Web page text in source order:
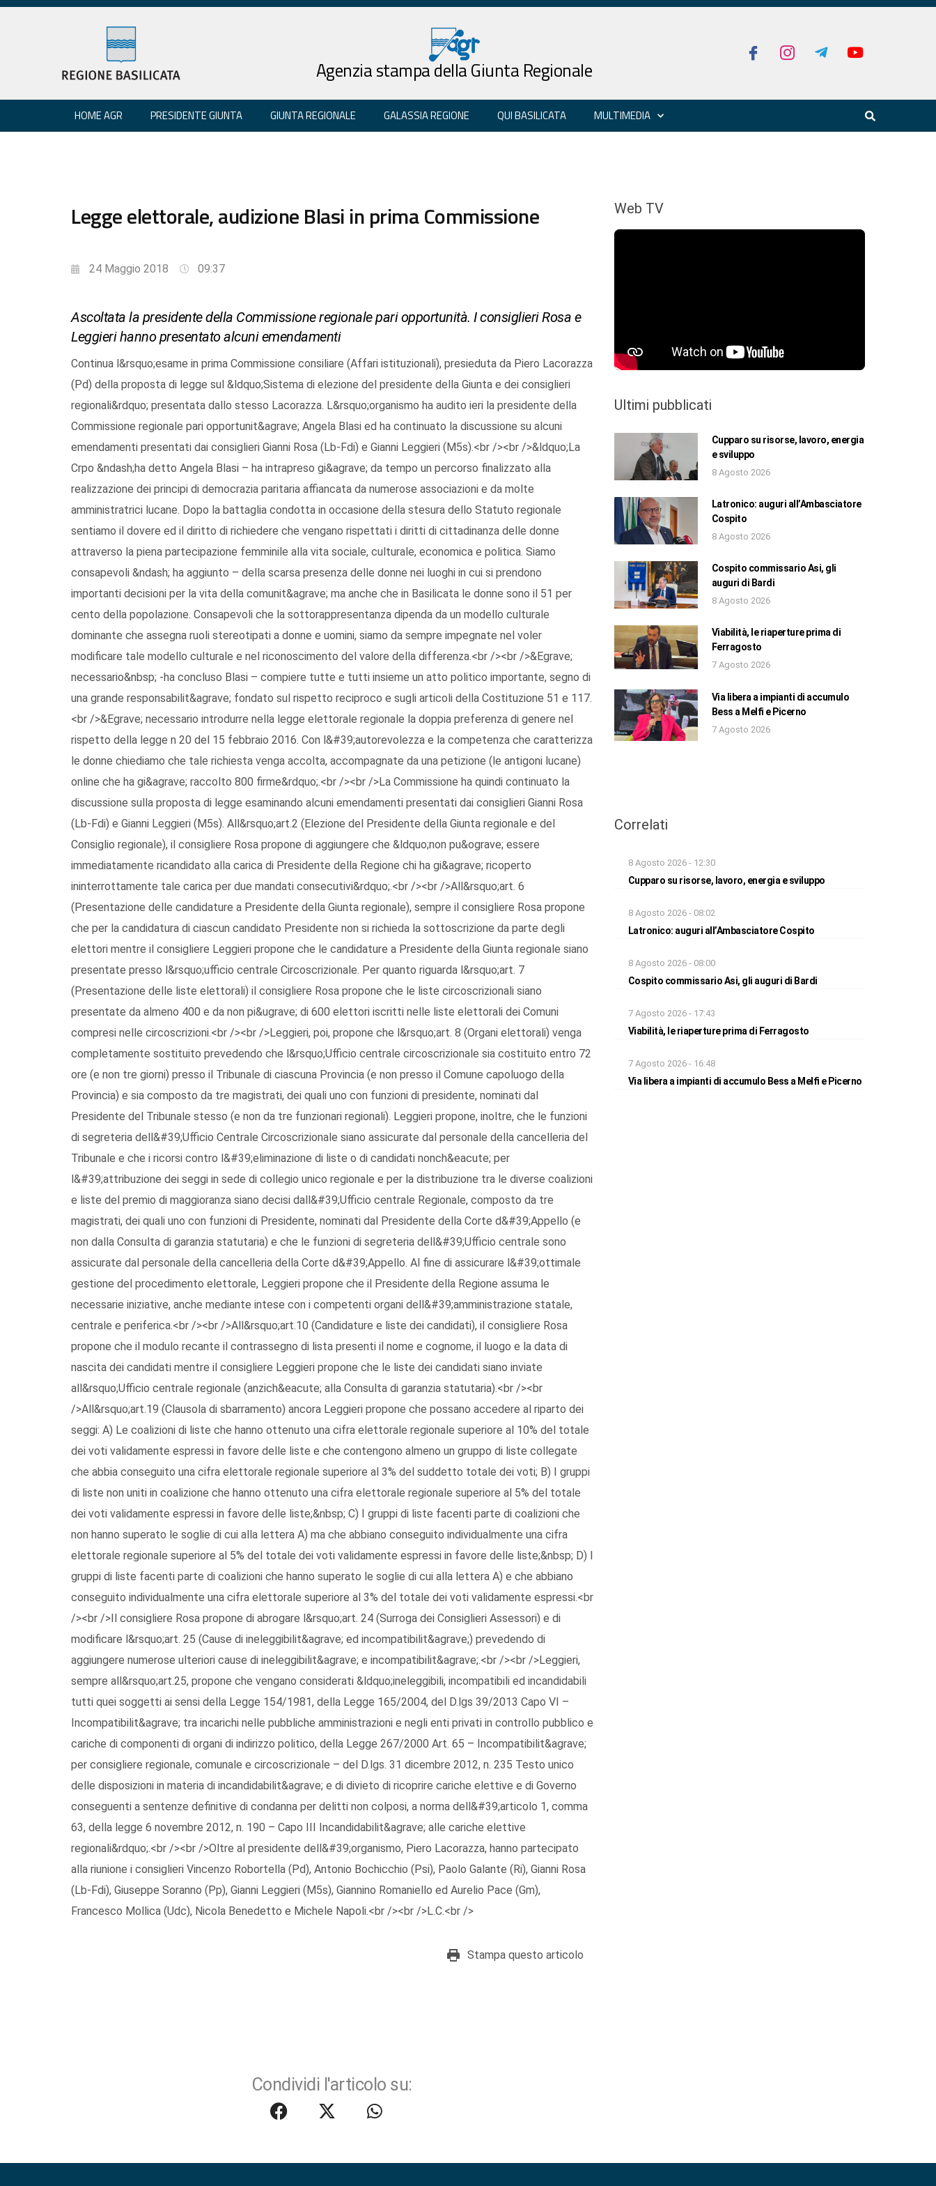
Agenzia stampa della Giunta Regionale
HOME AGR PRESIDENTE GIUNTA GIUNTA REGIONALE GALASSIA REGIONE QUI BASILICATA MULTIMEDIA
Legge elettorale, audizione Blasi in prima Commissione
24 Maggio 2018 09:37
Ascoltata la presidente della Commissione regionale pari opportunità. I consiglieri Rosa e
Leggieri hanno presentato alcuni emendamenti
Continua l&rsquo;esame in prima Commissione consiliare (Affari istituzionali), presieduta da Piero Lacorazza
(Pd) della proposta di legge sul &ldquo;Sistema di elezione del presidente della Giunta e dei consiglieri
regionali&rdquo; presentata dallo stesso Lacorazza. L&rsquo;organismo ha audito ieri la presidente della
Commissione regionale pari opportunit&agrave; Angela Blasi ed ha continuato la discussione su alcuni
emendamenti presentati dai consiglieri Gianni Rosa (Lb-Fdi) e Gianni Leggieri (M5s).<br /><br />&ldquo;La
Crpo &ndash;ha detto Angela Blasi – ha intrapreso gi&agrave; da tempo un percorso finalizzato alla
realizzazione dei principi di democrazia paritaria affiancata da numerose associazioni e da molte
amministratrici lucane. Dopo la battaglia condotta in occasione della stesura dello Statuto regionale
sentiamo il dovere ed il diritto di richiedere che vengano rispettati i diritti di cittadinanza delle donne
attraverso la piena partecipazione femminile alla vita sociale, culturale, economica e politica. Siamo
consapevoli &ndash; ha aggiunto – della scarsa presenza delle donne nei luoghi in cui si prendono
importanti decisioni per la vita della comunit&agrave; ma anche che in Basilicata le donne sono il 51 per
cento della popolazione. Consapevoli che la sottorappresentanza dipenda da un modello culturale
dominante che assegna ruoli stereotipati a donne e uomini, siamo da sempre impegnate nel voler
modificare tale modello culturale e nel riconoscimento del valore della differenza.<br /><br />&Egrave;
necessario&nbsp; -ha concluso Blasi – compiere tutte e tutti insieme un atto politico importante, segno di
una grande responsabilit&agrave; fondato sul rispetto reciproco e sugli articoli della Costituzione 51 e 117.
<br />&Egrave; necessario introdurre nella legge elettorale regionale la doppia preferenza di genere nel
rispetto della legge n 20 del 15 febbraio 2016. Con l&#39;autorevolezza e la competenza che caratterizza
le donne chiediamo che tale richiesta venga accolta, accompagnate da una petizione (le antigoni lucane)
online che ha gi&agrave; raccolto 800 firme&rdquo;.<br /><br />La Commissione ha quindi continuato la
discussione sulla proposta di legge esaminando alcuni emendamenti presentati dai consiglieri Gianni Rosa
(Lb-Fdi) e Gianni Leggieri (M5s). All&rsquo;art.2 (Elezione del Presidente della Giunta regionale e del
Consiglio regionale), il consigliere Rosa propone di aggiungere che &ldquo;non pu&ograve; essere
immediatamente ricandidato alla carica di Presidente della Regione chi ha gi&agrave; ricoperto
ininterrottamente tale carica per due mandati consecutivi&rdquo;.<br /><br />All&rsquo;art. 6
(Presentazione delle candidature a Presidente della Giunta regionale), sempre il consigliere Rosa propone
che per la candidatura di ciascun candidato Presidente non si richieda la sottoscrizione da parte degli
elettori mentre il consigliere Leggieri propone che le candidature a Presidente della Giunta regionale siano
presentate presso l&rsquo;ufficio centrale Circoscrizionale. Per quanto riguarda l&rsquo;art. 7
(Presentazione delle liste elettorali) il consigliere Rosa propone che le liste circoscrizionali siano
presentate da almeno 400 e da non pi&ugrave; di 600 elettori iscritti nelle liste elettorali dei Comuni
compresi nelle circoscrizioni.<br /><br />Leggieri, poi, propone che l&rsquo;art. 8 (Organi elettorali) venga
completamente sostituito prevedendo che l&rsquo;Ufficio centrale circoscrizionale sia costituito entro 72
ore (e non tre giorni) presso il Tribunale di ciascuna Provincia (e non presso il Comune capoluogo della
Provincia) e sia composto da tre magistrati, dei quali uno con funzioni di presidente, nominati dal
Presidente del Tribunale stesso (e non da tre funzionari regionali). Leggieri propone, inoltre, che le funzioni
di segreteria dell&#39;Ufficio Centrale Circoscrizionale siano assicurate dal personale della cancelleria del
Tribunale e che i ricorsi contro l&#39;eliminazione di liste o di candidati nonch&eacute; per
l&#39;attribuzione dei seggi in sede di collegio unico regionale e per la distribuzione tra le diverse coalizioni
e liste del premio di maggioranza siano decisi dall&#39;Ufficio centrale Regionale, composto da tre
magistrati, dei quali uno con funzioni di Presidente, nominati dal Presidente della Corte d&#39;Appello (e
non dalla Consulta di garanzia statutaria) e che le funzioni di segreteria dell&#39;Ufficio centrale sono
assicurate dal personale della cancelleria della Corte d&#39;Appello. Al fine di assicurare l&#39;ottimale
gestione del procedimento elettorale, Leggieri propone che il Presidente della Regione assuma le
necessarie iniziative, anche mediante intese con i competenti organi dell&#39;amministrazione statale,
centrale e periferica.<br /><br />All&rsquo;art.10 (Candidature e liste dei candidati), il consigliere Rosa
propone che il modulo recante il contrassegno di lista presenti il nome e cognome, il luogo e la data di
nascita dei candidati mentre il consigliere Leggieri propone che le liste dei candidati siano inviate
all&rsquo;Ufficio centrale regionale (anzich&eacute; alla Consulta di garanzia statutaria).<br /><br
/>All&rsquo;art.19 (Clausola di sbarramento) ancora Leggieri propone che possano accedere al riparto dei
seggi: A) Le coalizioni di liste che hanno ottenuto una cifra elettorale regionale superiore al 10% del totale
dei voti validamente espressi in favore delle liste e che contengono almeno un gruppo di liste collegate
che abbia conseguito una cifra elettorale regionale superiore al 3% del suddetto totale dei voti; B) I gruppi
di liste non uniti in coalizione che hanno ottenuto una cifra elettorale regionale superiore al 5% del totale
dei voti validamente espressi in favore delle liste;&nbsp; C) I gruppi di liste facenti parte di coalizioni che
non hanno superato le soglie di cui alla lettera A) ma che abbiano conseguito individualmente una cifra
elettorale regionale superiore al 5% del totale dei voti validamente espressi in favore delle liste;&nbsp; D) I
gruppi di liste facenti parte di coalizioni che hanno superato le soglie di cui alla lettera A) e che abbiano
conseguito individualmente una cifra elettorale superiore al 3% del totale dei voti validamente espressi.<br
/><br />Il consigliere Rosa propone di abrogare l&rsquo;art. 24 (Surroga dei Consiglieri Assessori) e di
modificare l&rsquo;art. 25 (Cause di ineleggibilit&agrave; ed incompatibilit&agrave;) prevedendo di
aggiungere numerose ulteriori cause di ineleggibilit&agrave; e incompatibilit&agrave;.<br /><br />Leggieri,
sempre all&rsquo;art.25, propone che vengano considerati &ldquo;ineleggibili, incompatibili ed incandidabili
tutti quei soggetti ai sensi della Legge 154/1981, della Legge 165/2004, del D.lgs 39/2013 Capo VI –
Incompatibilit&agrave; tra incarichi nelle pubbliche amministrazioni e negli enti privati in controllo pubblico e
cariche di componenti di organi di indirizzo politico, della Legge 267/2000 Art. 65 – Incompatibilit&agrave;
per consigliere regionale, comunale e circoscrizionale – del D.lgs. 31 dicembre 2012, n. 235 Testo unico
delle disposizioni in materia di incandidabilit&agrave; e di divieto di ricoprire cariche elettive e di Governo
conseguenti a sentenze definitive di condanna per delitti non colposi, a norma dell&#39;articolo 1, comma
63, della legge 6 novembre 2012, n. 190 – Capo III Incandidabilit&agrave; alle cariche elettive
regionali&rdquo;.<br /><br />Oltre al presidente dell&#39;organismo, Piero Lacorazza, hanno partecipato
alla riunione i consiglieri Vincenzo Robortella (Pd), Antonio Bochicchio (Psi), Paolo Galante (Ri), Gianni Rosa
(Lb-Fdi), Giuseppe Soranno (Pp), Gianni Leggieri (M5s), Giannino Romaniello ed Aurelio Pace (Gm),
Francesco Mollica (Udc), Nicola Benedetto e Michele Napoli.<br /><br />L.C.<br />
Stampa questo articolo
Condividi l'articolo su:
Web TV
Ultimi pubblicati
Cupparo su risorse, lavoro, energia
e sviluppo
8 Agosto 2026
Latronico: auguri all’Ambasciatore
Cospito
8 Agosto 2026
Cospito commissario Asi, gli
auguri di Bardi
8 Agosto 2026
Viabilità, le riaperture prima di
Ferragosto
7 Agosto 2026
Via libera a impianti di accumulo
Bess a Melfi e Picerno
7 Agosto 2026
Correlati
8 Agosto 2026 - 12:30
Cupparo su risorse, lavoro, energia e sviluppo
8 Agosto 2026 - 08:02
Latronico: auguri all’Ambasciatore Cospito
8 Agosto 2026 - 08:00
Cospito commissario Asi, gli auguri di Bardi
7 Agosto 2026 - 17:43
Viabilità, le riaperture prima di Ferragosto
7 Agosto 2026 - 16:48
Via libera a impianti di accumulo Bess a Melfi e Picerno